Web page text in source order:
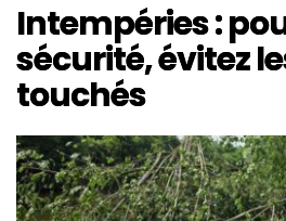
Intempéries :
sécurité, évitez
touchés